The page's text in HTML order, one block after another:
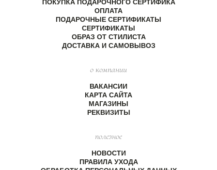
ПОКУПКА ПОДАРОЧНОГО СЕРТИФИКА
ОПЛАТА
ПОДАРОЧНЫЕ СЕРТИФИКАТЫ
СЕРТИФИКАТЫ
ОБРАЗ ОТ СТИЛИСТА
ДОСТАВКА И САМОВЫВОЗ
о компании
ВАКАНСИИ
КАРТА САЙТА
МАГАЗИНЫ
РЕКВИЗИТЫ
полезное
НОВОСТИ
ПРАВИЛА УХОДА